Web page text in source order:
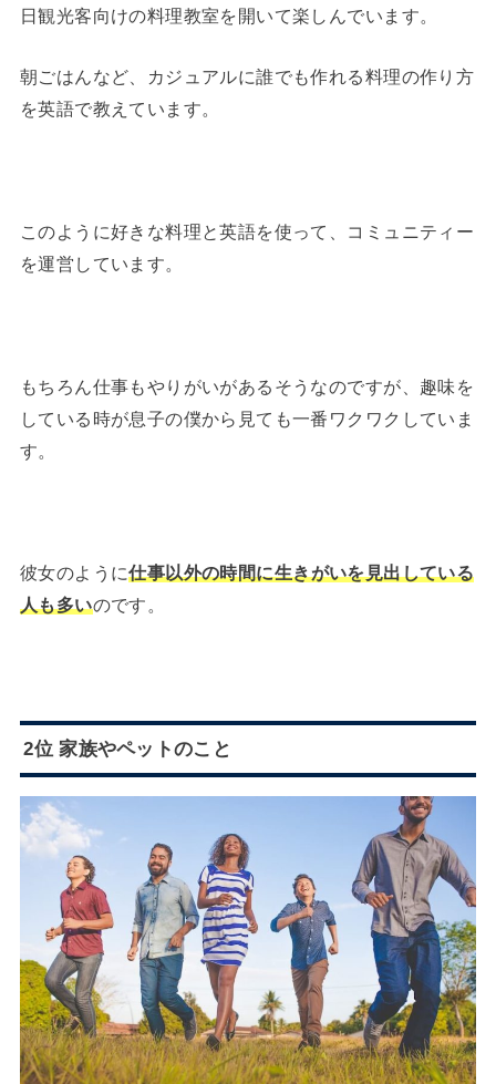
日観光客向けの料理教室を開いて楽しんでいます。
朝ごはんなど、カジュアルに誰でも作れる料理の作り方
を英語で教えています。
このように好きな料理と英語を使って、コミュニティー
を運営しています。
もちろん仕事もやりがいがあるそうなのですが、趣味を
している時が息子の僕から見ても一番ワクワクしていま
す。
彼女のように仕事以外の時間に生きがいを見出している
人も多いのです。
2位 家族やペットのこと